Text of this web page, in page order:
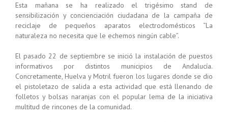
Esta mañana se ha realizado el trigésimo stand de
sensibilización y concienciación ciudadana de la campaña de
reciclaje de pequeños aparatos electrodomésticos “La
naturaleza no necesita que le echemos ningún cable”.
El pasado 22 de septiembre se inició la instalación de puestos
informativos por distintos municipios de Andalucía.
Concretamente, Huelva y Motril fueron los lugares donde se dio
el pistoletazo de salida a esta actividad que está llenando de
folletos y bolsas naranjas con el popular lema de la iniciativa
multitud de rincones de la comunidad.